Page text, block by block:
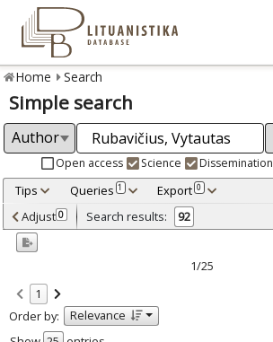
Home Search
Simple search
Open access Science Dissemination
Tips Queries 1 Export 0
Adjusted by criteria 0
Year
Refine
Open access
Scientific publications 83
Dissemination publications
Adjust 0 Search results: 92
1/25
1
Order by:
Relevance